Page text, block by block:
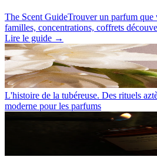
The Scent GuideTrouver un parfum que
familles, concentrations, coffrets
Lire le guide →
L'histoire de la tubéreuse. Des rituels
moderne pour les parfums